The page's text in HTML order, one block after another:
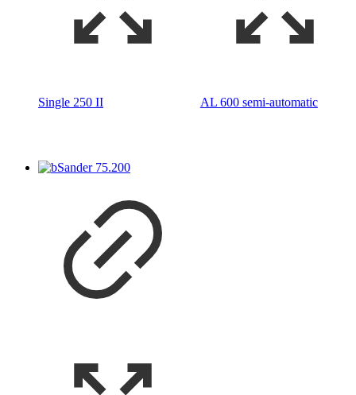
Single 250 II AL 600 semi-automatic